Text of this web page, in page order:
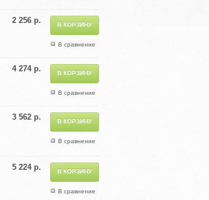
В сравнение
2 256 р.
В сравнение
4 274 р.
В сравнение
3 562 р.
В сравнение
5 224 р.